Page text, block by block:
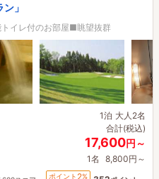
」
イレ付のお部屋■眺望抜群
1泊 大人2名
合計(税込)
17,600円～
1名 8,800円～
ポイント 2%